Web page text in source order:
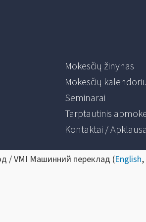
Mokesčių žinynas
Mokesčių
Seminarai
Tarptautinis
Kontaktai / Apklausa
/ VMI Машинний переклад (English,